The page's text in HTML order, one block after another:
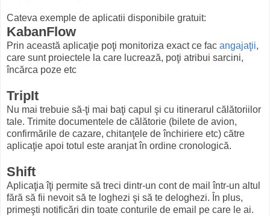
Cateva exemple de aplicatii disponibile gratuit:
KabanFlow
Prin această aplicaţie poţi monitoriza exact ce fac angajaţii,
care sunt proiectele la care lucrează, poţi atribui sarcini,
încărca poze etc
TripIt
Nu mai trebuie să-ţi mai baţi capul şi cu itinerarul călătoriilor
tale. Trimite documentele de călătorie (bilete de avion,
confirmările de cazare, chitanţele de închiriere etc) către
aplicaţie apoi totul este aranjat în ordine cronologică.
Shift
Aplicaţia îţi permite să treci dintr-un cont de mail într-un altul
fără să fii nevoit să te loghezi şi să te deloghezi. În plus,
primeşti notificări din toate conturile de email pe care le ai.